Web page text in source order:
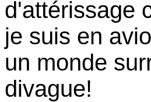
d'attérissage
je suis en
un monde
divague!